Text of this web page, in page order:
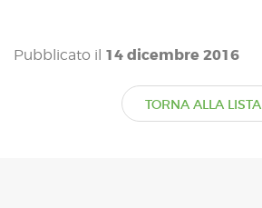
Pubblicato il 14 dicembre 2016
TORNA ALLA LISTA